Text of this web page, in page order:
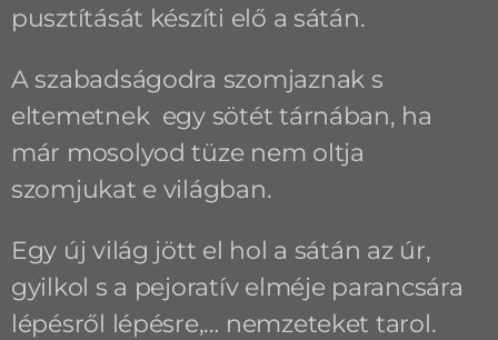
pusztítását készíti elő a sátán.
A szabadságodra szomjaznak s
eltemetnek egy sötét tárnában, ha
már mosolyod tüze nem oltja
szomjukat e világban.
Egy új világ jött el hol a sátán az úr,
gyilkol s a pejoratív elméje parancsára
lépésről lépésre,… nemzeteket tarol.